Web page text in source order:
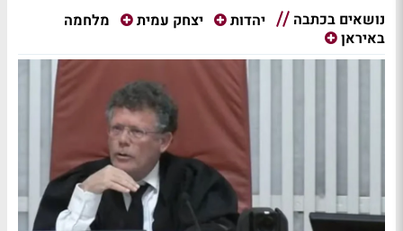
נושאים בכתבה יהדות יצחק עמית
מלחמה
באיראן